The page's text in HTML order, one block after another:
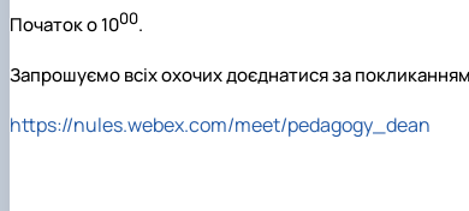
Початок о1000.
Запрошуємо всіх охочих доєднатися за
https://nules.webex.com/meet/pedagogy_dean